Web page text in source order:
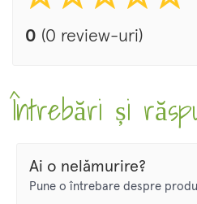
High-tech simplificat
All-in-one: economisiti spatiu
singura tehnologie care
0 (0 review-uri)
Întrebări și
Ai o nelămurire?
Pune o întrebare despre